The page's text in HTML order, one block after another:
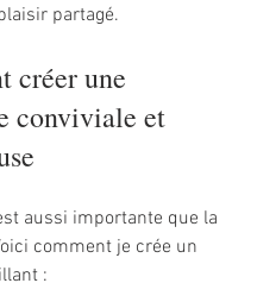
partagé.
créer une
conviviale et
aussi importante que la
comment je crée un
: